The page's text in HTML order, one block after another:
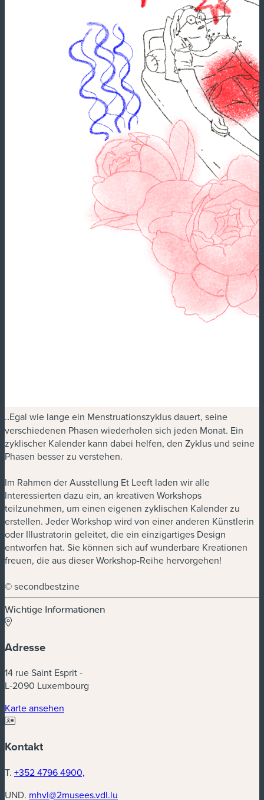
..Egal wie lange ein Menstruationszyklus dauert, seine
verschiedenen Phasen wiederholen sich jeden Monat. Ein
zyklischer Kalender kann dabei helfen, den Zyklus und seine
Phasen besser zu verstehen.
Im Rahmen der Ausstellung Et Leeft laden wir alle
Interessierten dazu ein, an kreativen Workshops
teilzunehmen, um einen eigenen zyklischen Kalender zu
erstellen. Jeder Workshop wird von einer anderen Künstlerin
oder Illustratorin geleitet, die ein einzigartiges Design
entworfen hat. Sie können sich auf wunderbare Kreationen
freuen, die aus dieser Workshop-Reihe hervorgehen!
© secondbestzine
Wichtige Informationen
Adresse
14 rue Saint Esprit -
L-2090 Luxembourg
Karte ansehen
Kontakt
T. +352 4796 4900,
UND. mhvl@2musees.vdl.lu